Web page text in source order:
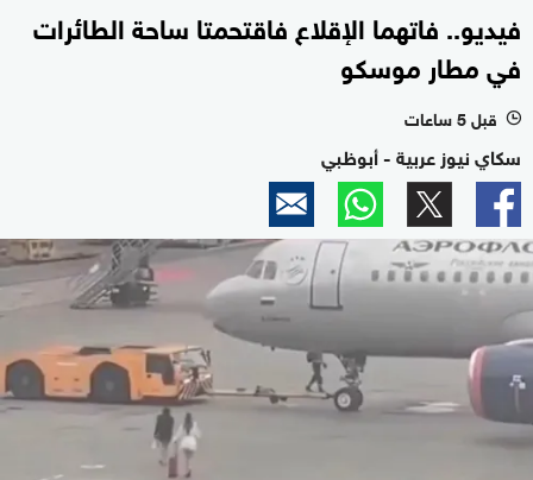
فيديو.. فاتهما الإقلاع فاقتحمتا ساحة الطائرات
في مطار موسكو
l قبل 5 ساعات
سكاي نيوز عربية - أبوظبي